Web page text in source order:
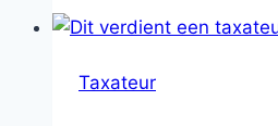
in
Taxateur